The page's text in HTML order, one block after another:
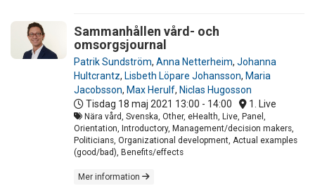
Sammanhållen vård- och
omsorgsjournal
Patrik Sundström, Anna Netterheim, Johanna
Hultcrantz, Lisbeth Löpare Johansson, Maria
Jacobsson, Max Herulf, Niclas Hugosson
Tisdag 18 maj 2021 13:00 - 14:00 1. Live
Nära vård, Svenska, Other, eHealth, Live, Panel,
Orientation, Introductory, Management/decision makers,
Politicians, Organizational development, Actual examples
(good/bad), Benefits/effects
Mer information